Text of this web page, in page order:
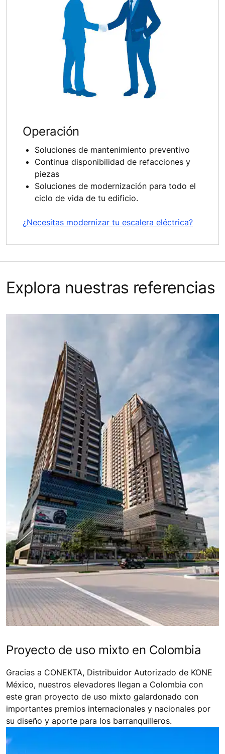
Operación
Soluciones de mantenimiento preventivo
Continua disponibilidad de refacciones y
piezas
Soluciones de modernización para todo el
ciclo de vida de tu edificio.
¿Necesitas modernizar tu escalera eléctrica?
Explora nuestras referencias
Proyecto de uso mixto en Colombia
Gracias a CONEKTA, Distribuidor Autorizado de KONE
México, nuestros elevadores llegan a Colombia con
este gran proyecto de uso mixto galardonado con
importantes premios internacionales y nacionales por
su diseño y aporte para los barranquilleros.